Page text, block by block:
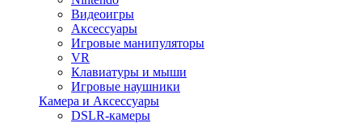
Видеоигры
Аксессуары
Игровые манипуляторы
VR
Клавиатуры и мыши
Игровые наушники
Камера и Аксессуары
DSLR-камеры